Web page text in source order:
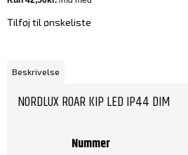
Tilføj til ønskeliste
Beskrivelse
NORDLUX ROAR KIP LED IP44 DIM
Nummer